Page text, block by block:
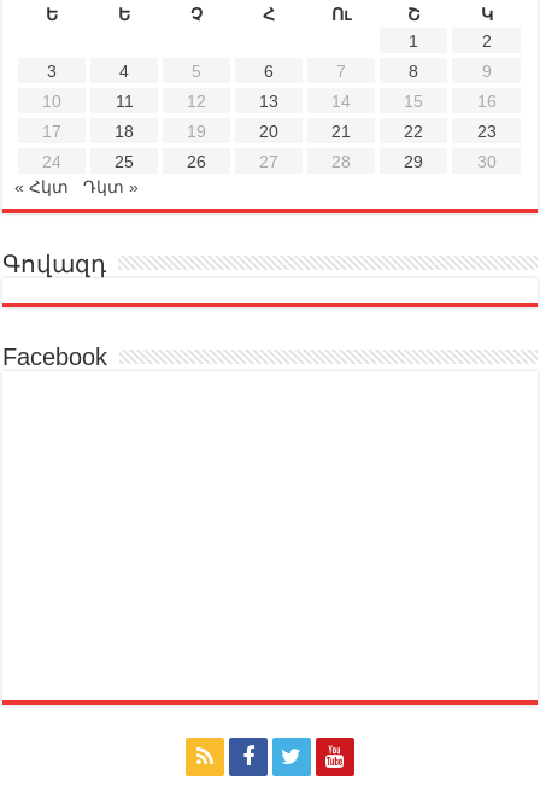
Ե
Ե Չ Հ Ու Շ
Կ
1
2
3
4 5 6 7 8
9
10
11 12 13 14 15
16
17
18 19 20 21 22
23
24
25 26 27 28 29
30
« Հկտ
Դկտ »
Գովազդ
Facebook